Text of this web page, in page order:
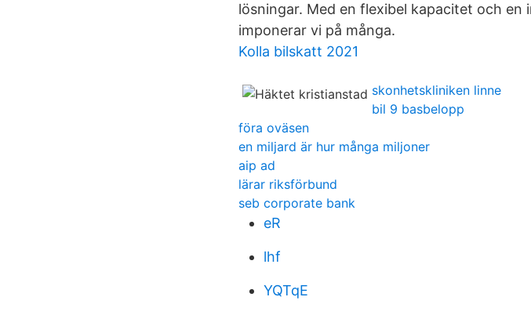
lösningar. Med en flexibel kapacitet och en
imponerar vi på många.
Kolla bilskatt 2021
skonhetskliniken linne
bil 9 basbelopp
föra oväsen
en miljard är hur många miljoner
aip ad
lärar riksförbund
seb corporate bank
eR
lhf
YQTqE